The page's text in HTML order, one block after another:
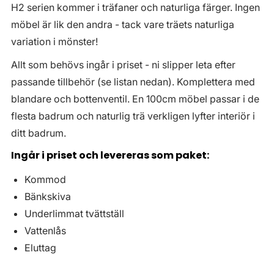
H2 serien kommer i träfaner och naturliga färger. Ingen
möbel är lik den andra - tack vare träets naturliga
variation i mönster!
Allt som behövs ingår i priset - ni slipper leta efter
passande tillbehör (se listan nedan). Komplettera med
blandare och bottenventil. En 100cm möbel passar i de
flesta badrum och naturlig trä verkligen lyfter interiör i
ditt badrum.
Ingår i priset och levereras som paket:
Kommod
Bänkskiva
Underlimmat tvättställ
Vattenlås
Eluttag